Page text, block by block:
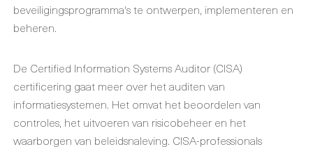
beveiligingsprogramma's te ontwerpen, implementeren en
beheren.
De Certified Information Systems Auditor (CISA)
certificering gaat meer over het auditen van
informatiesystemen. Het omvat het beoordelen van
controles, het uitvoeren van risicobeheer en het
waarborgen van beleidsnaleving. CISA-professionals